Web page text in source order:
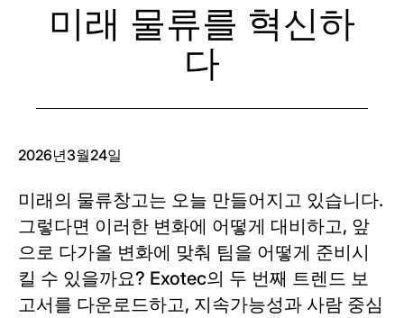
미래 물류를 혁신하
다
2026년3월24일
미래의 물류창고는 오늘 만들어지고 있습니다.
그렇다면 이러한 변화에 어떻게 대비하고, 앞
으로 다가올 변화에 맞춰 팀을 어떻게 준비시
킬 수 있을까요? Exotec의 두 번째 트렌드 보
고서를 다운로드하고, 지속가능성과 사람 중심